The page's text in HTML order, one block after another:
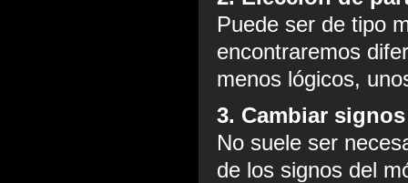
Puede ser de tipo
encontraremos
menos lógicos,
3. Cambiar signos
No suele ser
de los signos del